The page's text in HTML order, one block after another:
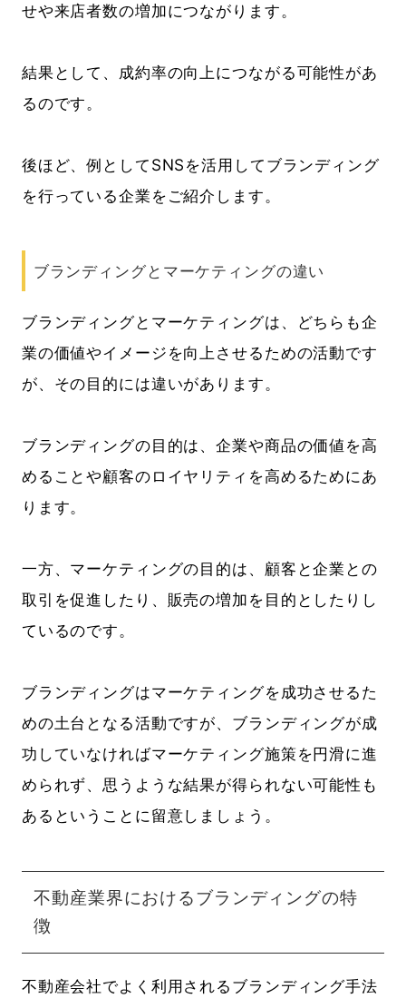
せや来店者数の増加につながります。
結果として、成約率の向上につながる可能性があ
るのです。
後ほど、例としてSNSを活用してブランディング
を行っている企業をご紹介します。
ブランディングとマーケティングの違い
ブランディングとマーケティングは、どちらも企
業の価値やイメージを向上させるための活動です
が、その目的には違いがあります。
ブランディングの目的は、企業や商品の価値を高
めることや顧客のロイヤリティを高めるためにあ
ります。
一方、マーケティングの目的は、顧客と企業との
取引を促進したり、販売の増加を目的としたりし
ているのです。
ブランディングはマーケティングを成功させるた
めの土台となる活動ですが、ブランディングが成
功していなければマーケティング施策を円滑に進
められず、思うような結果が得られない可能性も
あるということに留意しましょう。
不動産業界におけるブランディングの特
徴
不動産会社でよく利用されるブランディング手法